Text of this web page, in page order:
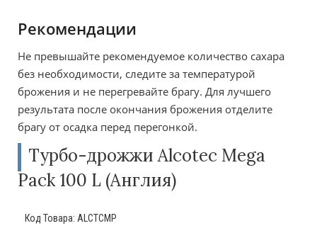
Рекомендации
Не превышайте рекомендуемое количество сахара
без необходимости, следите за температурой
брожения и не перегревайте брагу. Для лучшего
результата после окончания брожения отделите
брагу от осадка перед перегонкой.
Турбо-дрожжи Alcotec Mega
Pack 100 L (Англия)
Код Товара: ALCTCMP